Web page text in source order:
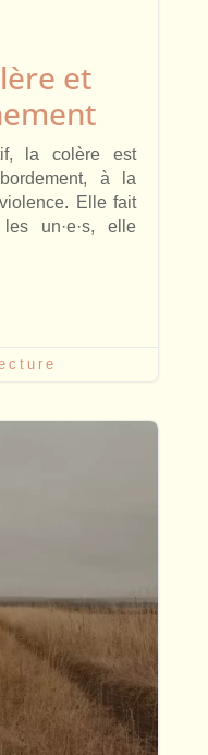
et
la colère est
à la
Elle fait
un·e·s, elle